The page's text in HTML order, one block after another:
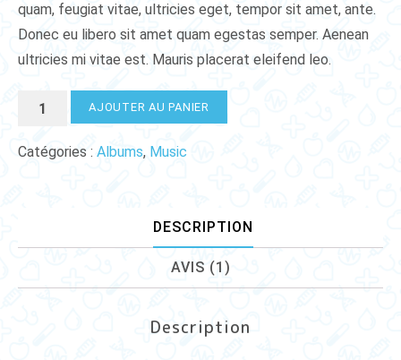
quam, feugiat vitae, ultricies eget, tempor sit amet, ante.
Donec eu libero sit amet quam egestas semper. Aenean
ultricies mi vitae est. Mauris placerat eleifend leo.
quantité
Woo
AJOUTER AU PANIER
Catégories : Albums, Music
DESCRIPTION
AVIS (1)
Description